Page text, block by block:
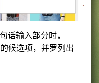
话输入部分时，
候选项，并罗列出